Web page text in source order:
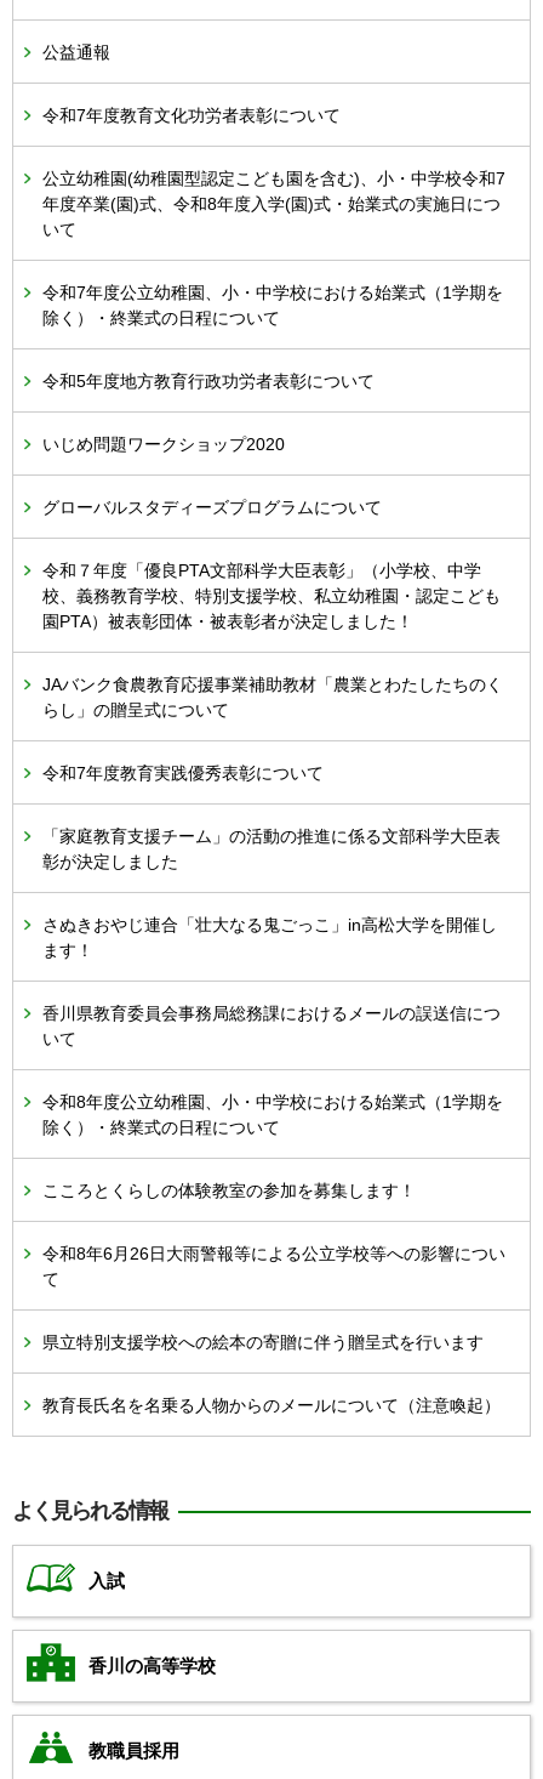
公益通報
令和7年度教育文化功労者表彰について
公立幼稚園(幼稚園型認定こども園を含む)、小・中学校令和7
年度卒業(園)式、令和8年度入学(園)式・始業式の実施日につ
いて
令和7年度公立幼稚園、小・中学校における始業式（1学期を
除く）・終業式の日程について
令和5年度地方教育行政功労者表彰について
いじめ問題ワークショップ2020
グローバルスタディーズプログラムについて
令和７年度「優良PTA文部科学大臣表彰」（小学校、中学
校、義務教育学校、特別支援学校、私立幼稚園・認定こども
園PTA）被表彰団体・被表彰者が決定しました！
JAバンク食農教育応援事業補助教材「農業とわたしたちのく
らし」の贈呈式について
令和7年度教育実践優秀表彰について
「家庭教育支援チーム」の活動の推進に係る文部科学大臣表
彰が決定しました
さぬきおやじ連合「壮大なる鬼ごっこ」in高松大学を開催し
ます！
香川県教育委員会事務局総務課におけるメールの誤送信につ
いて
令和8年度公立幼稚園、小・中学校における始業式（1学期を
除く）・終業式の日程について
こころとくらしの体験教室の参加を募集します！
令和8年6月26日大雨警報等による公立学校等への影響につい
て
県立特別支援学校への絵本の寄贈に伴う贈呈式を行います
教育長氏名を名乗る人物からのメールについて（注意喚起）
よく見られる情報
入試
香川の高等学校
教職員採用